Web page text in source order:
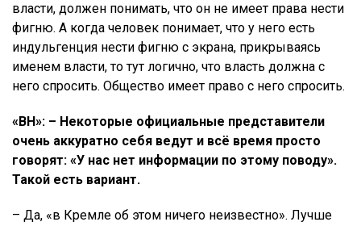
власти, должен понимать, что он не имеет права нести
фигню. А когда человек понимает, что у него есть
индульгенция нести фигню с экрана, прикрываясь
именем власти, то тут логично, что власть должна с
него спросить. Общество имеет право с него спросить.
«ВН»: – Некоторые официальные представители
очень аккуратно себя ведут и всё время просто
говорят: «У нас нет информации по этому поводу».
Такой есть вариант.
– Да, «в Кремле об этом ничего неизвестно». Лучше